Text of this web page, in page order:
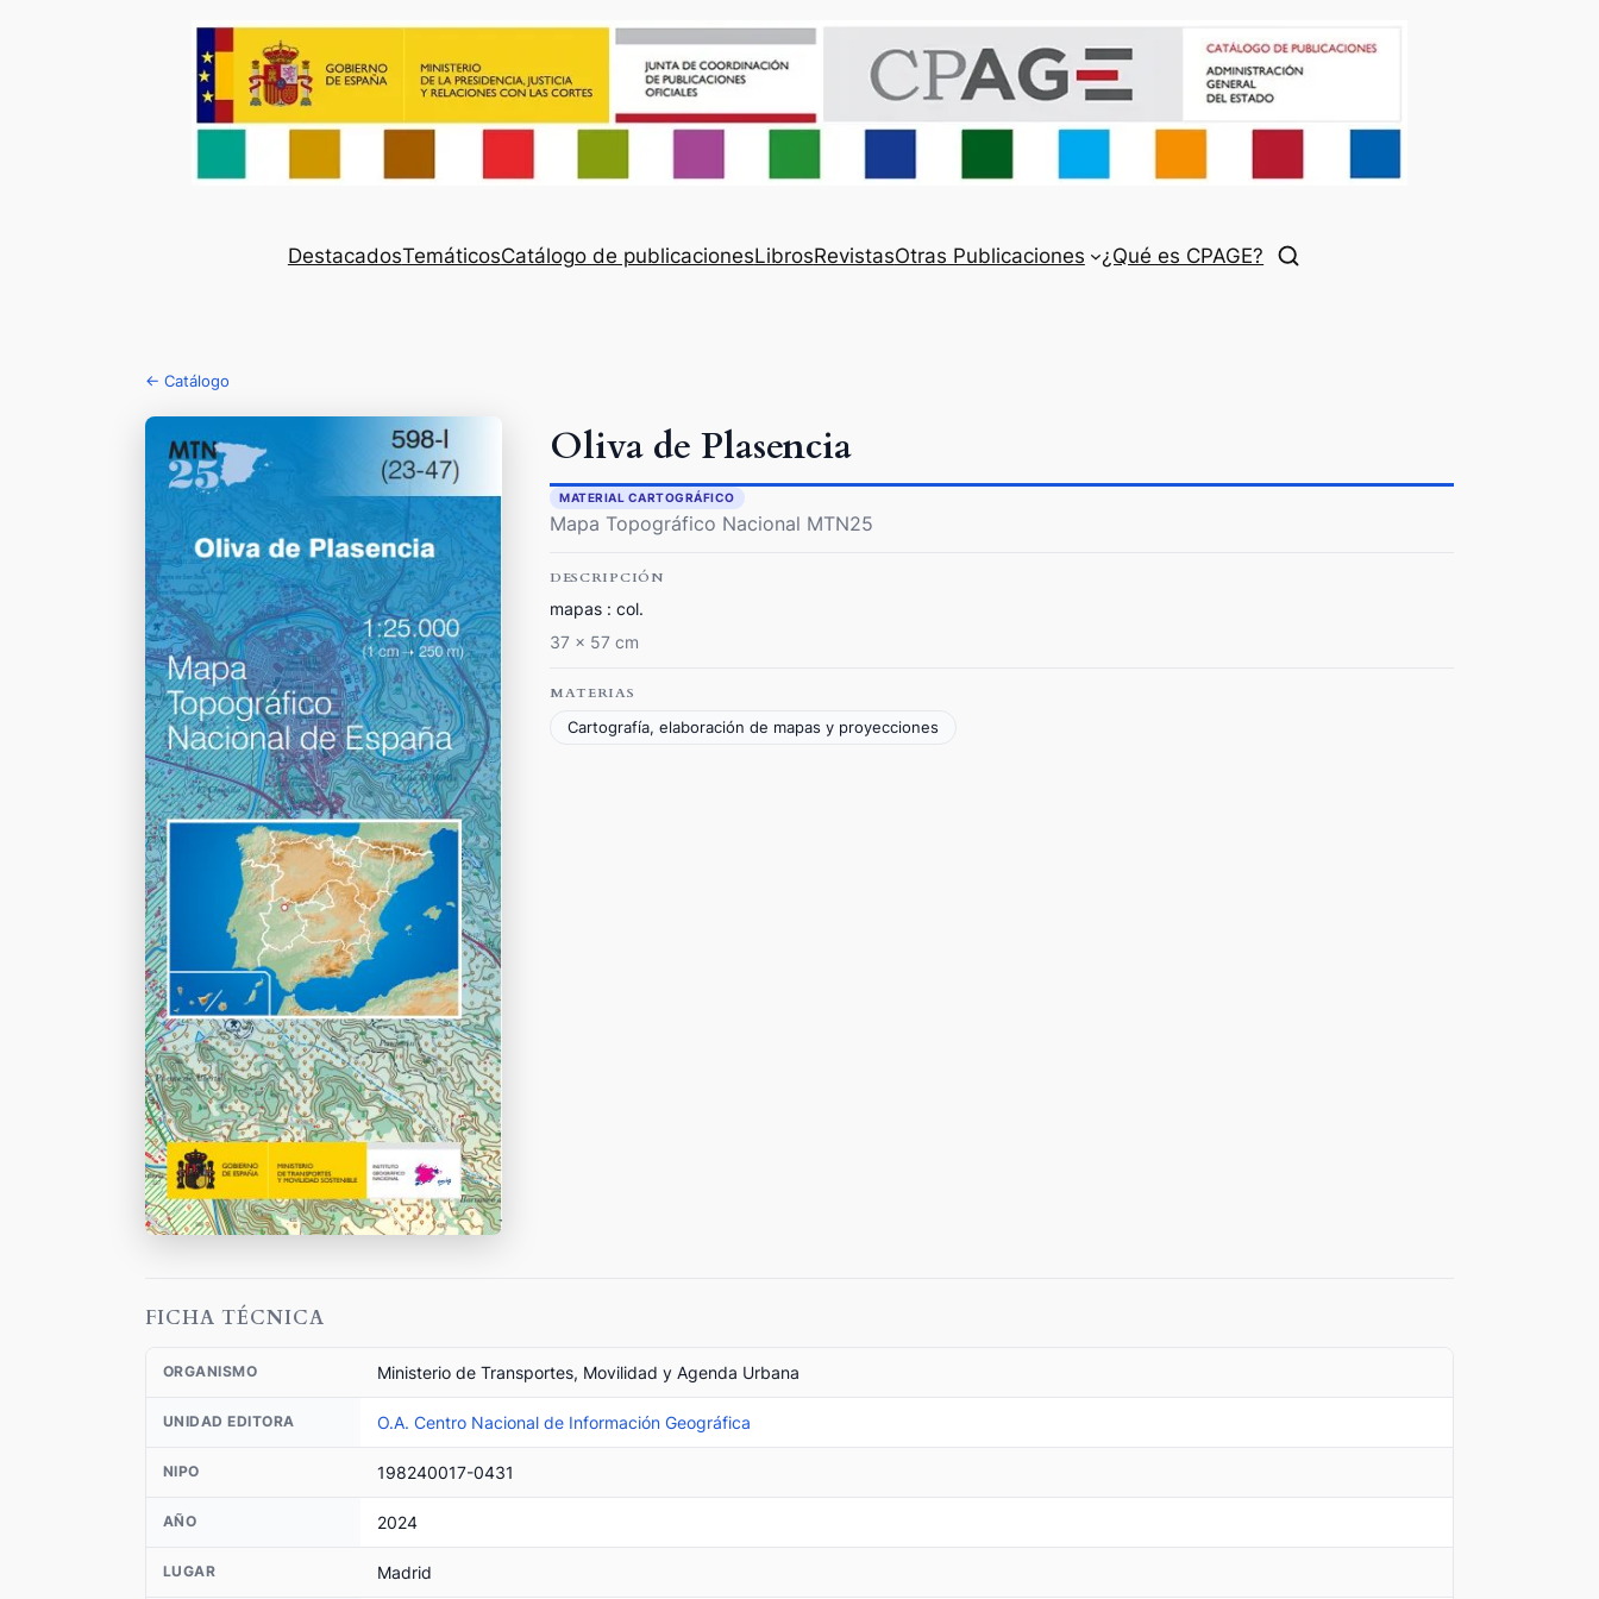
DestacadosTemáticosCatálogo de publicacionesLibrosRevistasOtras Publicaciones ¿Qué es CPAGE?
← Catálogo
Oliva de Plasencia
MATERIAL CARTOGRÁFICO
Mapa Topográfico Nacional MTN25
DESCRIPCIÓN
mapas : col.
37 x 57 cm
MATERIAS
Cartografía, elaboración de mapas y proyecciones
FICHA TÉCNICA
ORGANISMO Ministerio de Transportes, Movilidad y Agenda Urbana
UNIDAD EDITORA O.A. Centro Nacional de Información Geográfica
NIPO 198240017-0431
AÑO 2024
LUGAR Madrid